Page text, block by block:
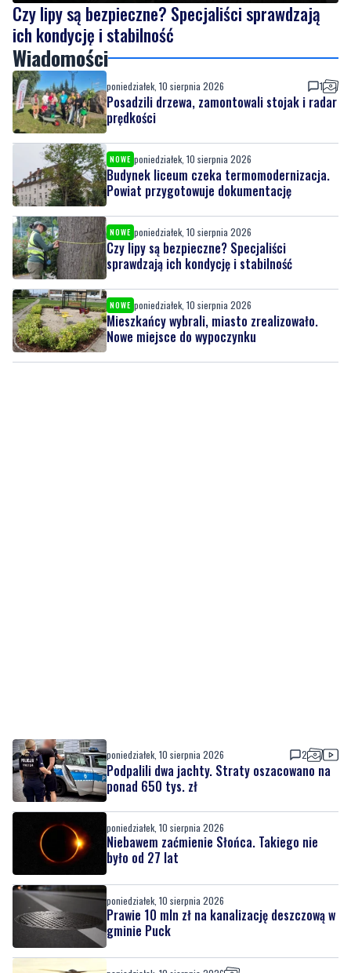
Czy lipy są bezpieczne? Specjaliści sprawdzają
ich kondycję i stabilność
Wiadomości
poniedziałek, 10 sierpnia 2026 1
Posadzili drzewa, zamontowali stojak i radar
prędkości
NOWE poniedziałek, 10 sierpnia 2026
Budynek liceum czeka termomodernizacja.
Powiat przygotowuje dokumentację
NOWE poniedziałek, 10 sierpnia 2026
Czy lipy są bezpieczne? Specjaliści
sprawdzają ich kondycję i stabilność
NOWE poniedziałek, 10 sierpnia 2026
Mieszkańcy wybrali, miasto zrealizowało.
Nowe miejsce do wypoczynku
poniedziałek, 10 sierpnia 2026 2
Podpalili dwa jachty. Straty oszacowano na
ponad 650 tys. zł
poniedziałek, 10 sierpnia 2026
Niebawem zaćmienie Słońca. Takiego nie
było od 27 lat
poniedziałek, 10 sierpnia 2026
Prawie 10 mln zł na kanalizację deszczową w
gminie Puck